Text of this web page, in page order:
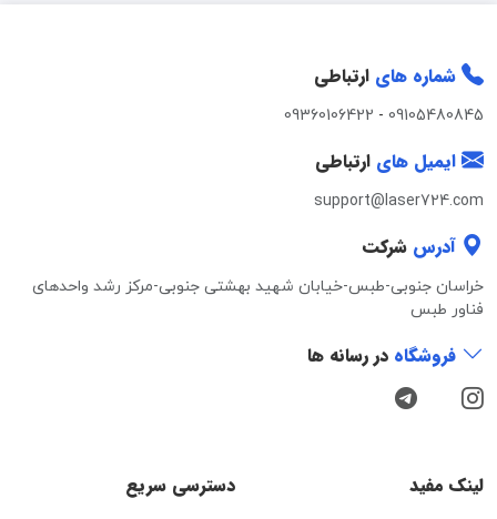
شماره های ارتباطی
09105480845
-
09360106422
ایمیل های ارتباطی
support@laser724.com
آدرس شرکت
خراسان جنوبی-طبس-خیابان شهید بهشتی جنوبی-مرکز رشد واحدهای
فناور طبس
فروشگاه در رسانه ها
لینک مفید دسترسی سریع